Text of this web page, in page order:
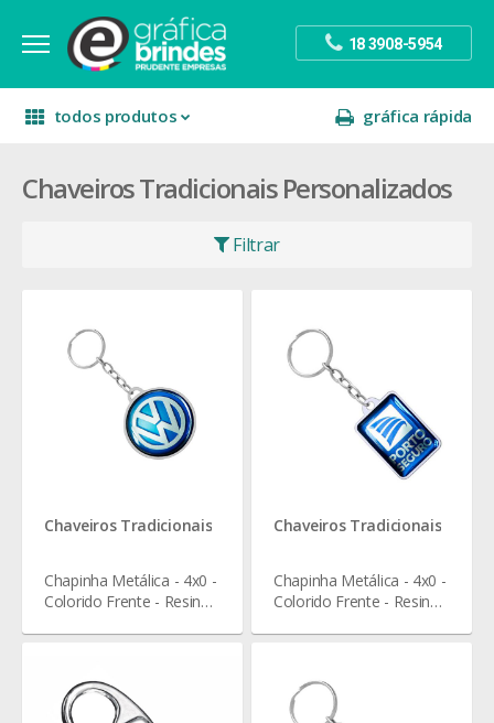
18 3908-5954
todos produtos gráfica rápida
escritório divulgação sinalização
festa
Chaveiros Tradicionais Personalizados
Filtrar
Chaveiros Tradicionais
Chapinha Metálica - 4x0 -
Colorido Frente - Resina -
Chaveiros Tradicionais
Chapinha Metálica - 4x0 -
Colorido Frente - Resina -